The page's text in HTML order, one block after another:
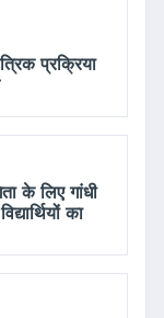
प्रक्रिया
के लिए गांधी
का